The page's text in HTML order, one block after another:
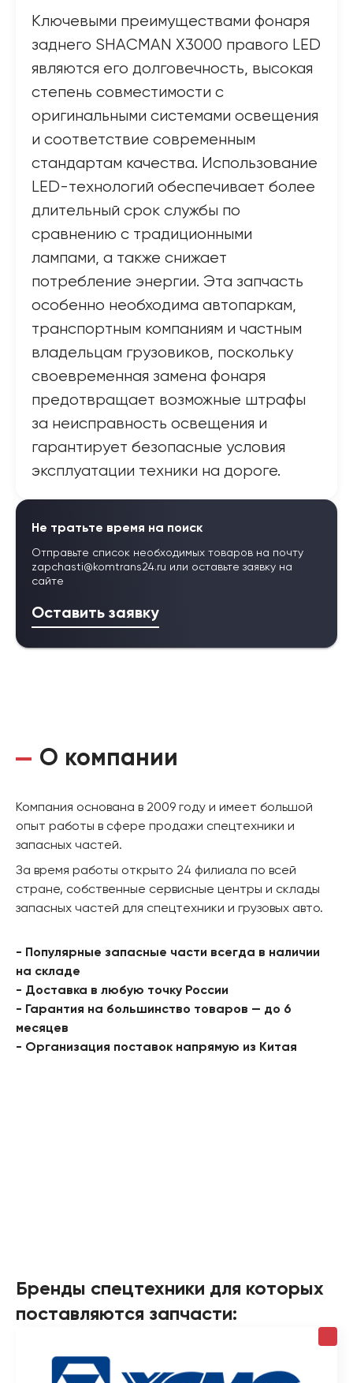
Ключевыми преимуществами фонаря
заднего SHACMAN X3000 правого LED
являются его долговечность, высокая
степень совместимости с
оригинальными системами освещения
и соответствие современным
стандартам качества. Использование
LED-технологий обеспечивает более
длительный срок службы по
сравнению с традиционными
лампами, а также снижает
потребление энергии. Эта запчасть
особенно необходима автопаркам,
транспортным компаниям и частным
владельцам грузовиков, поскольку
своевременная замена фонаря
предотвращает возможные штрафы
за неисправность освещения и
гарантирует безопасные условия
эксплуатации техники на дороге.
Не тратьте время на поиск
Отправьте список необходимых товаров на почту
zapchasti@komtrans24.ru или оставьте заявку на
сайте
Оставить заявку
О компании
Компания основана в 2009 году и имеет большой
опыт работы в сфере продажи спецтехники и
запасных частей.
За время работы открыто 24 филиала по всей
стране, собственные сервисные центры и склады
запасных частей для спецтехники и грузовых авто.
- Популярные запасные части всегда в наличии
на складе
- Доставка в любую точку России
- Гарантия на большинство товаров — до 6
месяцев
- Организация поставок напрямую из Китая
Бренды спецтехники для которых
поставляются запчасти: